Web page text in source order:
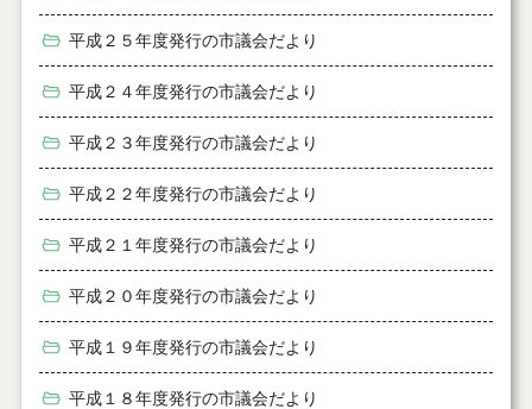
平成２５年度発行の市議会だより
平成２４年度発行の市議会だより
平成２３年度発行の市議会だより
平成２２年度発行の市議会だより
平成２１年度発行の市議会だより
平成２０年度発行の市議会だより
平成１９年度発行の市議会だより
平成１８年度発行の市議会だより